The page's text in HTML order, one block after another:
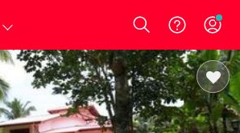
Login